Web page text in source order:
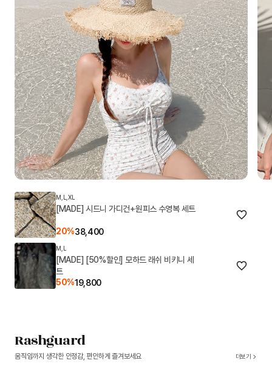
M,L,XL
[MADE] 시드니 가디건+원피스 수영복 세트
20%38,400
M,L
[MADE] [50%할인] 모하드 래쉬 비키니 세
트
50%19,800
Rashguard
움직임까지 생각한 안정감, 편안하게 즐겨보세요 더보기